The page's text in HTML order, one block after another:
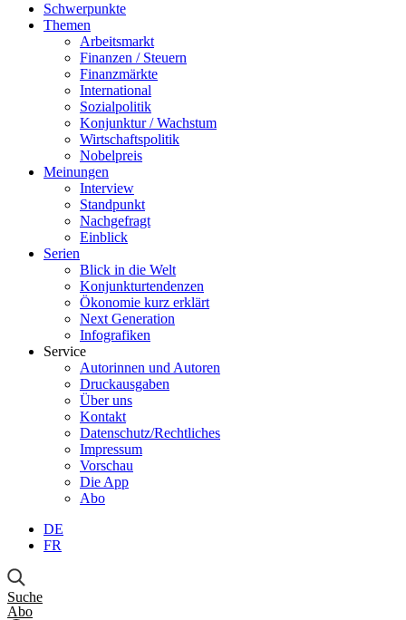
Schwerpunkte
Themen
Arbeitsmarkt
Finanzen / Steuern
Finanzmärkte
International
Sozialpolitik
Konjunktur / Wachstum
Wirtschaftspolitik
Nobelpreis
Meinungen
Interview
Standpunkt
Nachgefragt
Einblick
Serien
Blick in die Welt
Konjunkturtendenzen
Ökonomie kurz erklärt
Next Generation
Infografiken
Service
Autorinnen und Autoren
Druckausgaben
Über uns
Kontakt
Datenschutz/Rechtliches
Impressum
Vorschau
Die App
Abo
DE
FR
Suche
Abo